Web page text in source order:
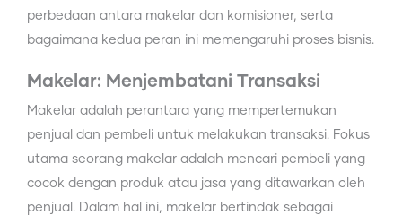
perbedaan antara makelar dan komisioner, serta
bagaimana kedua peran ini memengaruhi proses bisnis.
Makelar: Menjembatani Transaksi
Makelar adalah perantara yang mempertemukan
penjual dan pembeli untuk melakukan transaksi. Fokus
utama seorang makelar adalah mencari pembeli yang
cocok dengan produk atau jasa yang ditawarkan oleh
penjual. Dalam hal ini, makelar bertindak sebagai